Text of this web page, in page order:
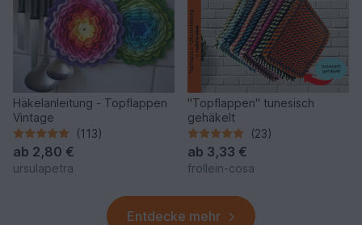
Häkelanleitung - Topflappen
Vintage
(113)
ab 2,80 €
ursulapetra
"Topflappen" tunesisch
gehäkelt
(23)
ab 3,33 €
frollein-cosa
Entdecke mehr